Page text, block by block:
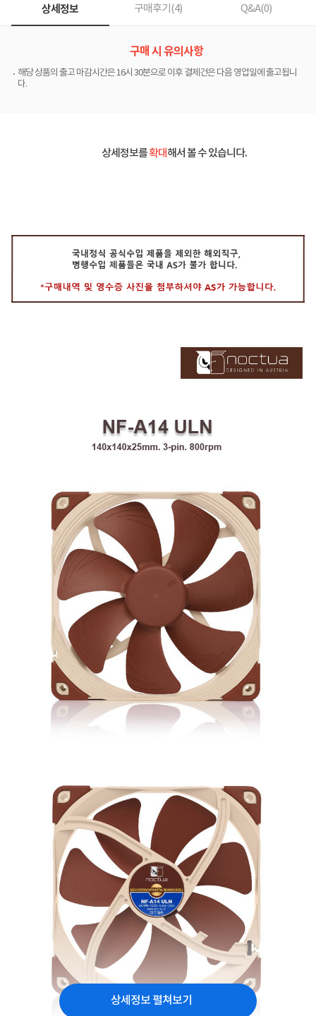
상세정보 구매후기(4) Q&A(0)
구매 시 유의사항
해당 상품의 출고 마감시간은 16시 30분으로 이후 결제건은 다음 영업일에 출고됩니
다.
상세정보를확대해서 볼 수 있습니다.
상세정보 펼쳐보기